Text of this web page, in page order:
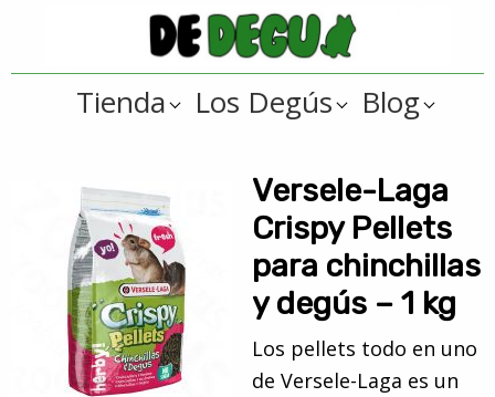
la
navegación
contenido
principal
De
Tienda
online
regalos
para
degús
Tienda Los Degús Blog
Versele-Laga
Crispy Pellets
para chinchillas
y degús – 1 kg
Los pellets todo en uno
de Versele-Laga es un